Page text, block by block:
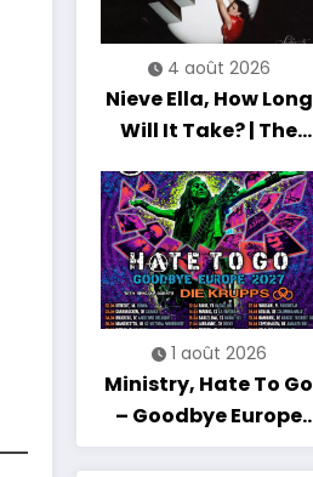
4 août 2026
Nieve Ella, How Long
Will It Take? | The
1 août 2026
Ministry, Hate To Go
– Goodbye Europe
2027